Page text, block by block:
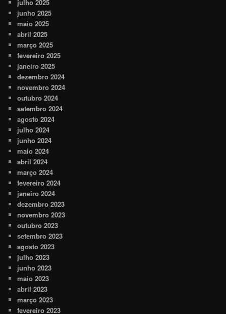
julho 2025
junho 2025
maio 2025
abril 2025
março 2025
fevereiro 2025
janeiro 2025
dezembro 2024
novembro 2024
outubro 2024
setembro 2024
agosto 2024
julho 2024
junho 2024
maio 2024
abril 2024
março 2024
fevereiro 2024
janeiro 2024
dezembro 2023
novembro 2023
outubro 2023
setembro 2023
agosto 2023
julho 2023
junho 2023
maio 2023
abril 2023
março 2023
fevereiro 2023